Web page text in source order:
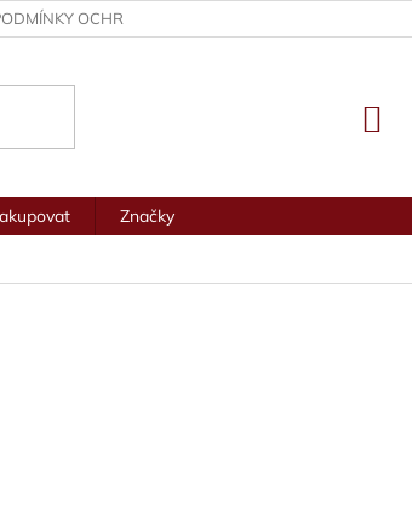
OCHRANY OSOBNÍCH ÚDAJŮ
Značky